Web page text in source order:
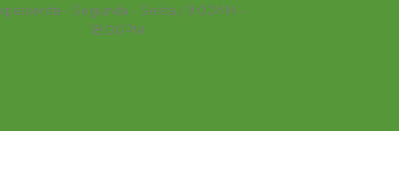
- Segunda - Sexta / 9:00AM -
18:00PM